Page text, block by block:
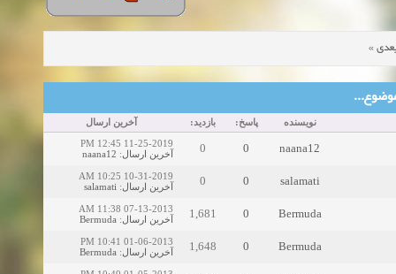
»
نویسنده پاسخ: بازدید: آخرین ارسال
naana12
0
0
11-25-2019 12:45 PM
آخرین ارسال:
naana12
salamati
0
0
10-31-2019 10:25 AM
آخرین ارسال:
salamati
Bermuda
0
1,681
07-13-2013 11:38 AM
آخرین ارسال:
Bermuda
Bermuda
0
1,648
01-06-2013 10:41 PM
آخرین ارسال:
Bermuda